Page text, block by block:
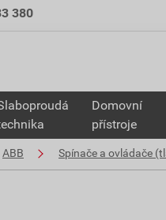
380
Domovní
přístroje
ABB Spínače a ovládače